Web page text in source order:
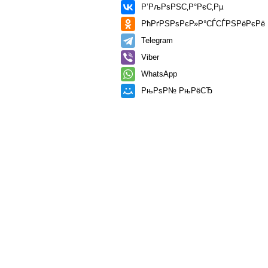
Р’РљРѕРЅС‚Р°РєС‚Рµ
РћРґРЅРѕРєР»Р°СЃСЃРЅРёРєРё
Telegram
Viber
WhatsApp
РњРѕР№ РњРёСЂ